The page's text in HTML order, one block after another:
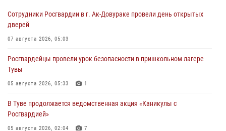
Сотрудники Росгвардии в г. Ак-Довураке провели день открытых
дверей
07 августа 2026, 05:03
Росгвардейцы провели урок безопасности в пришкольном лагере
Тувы
05 августа 2026, 05:33 1
В Туве продолжается ведомственная акция «Каникулы с
Росгвардией»
05 августа 2026, 02:04 7